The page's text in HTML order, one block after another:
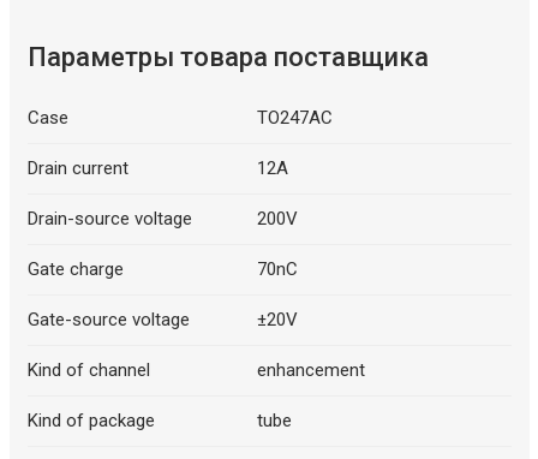
Параметры товара поставщика
Case TO247AC
Drain current 12A
Drain-source voltage 200V
Gate charge 70nC
Gate-source voltage ±20V
Kind of channel enhancement
Kind of package tube